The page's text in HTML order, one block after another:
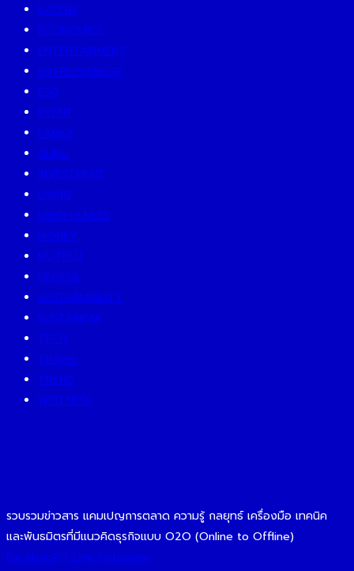
EATERY
ECONOMICS
ENTERTAINMENT
ENTREPRENEUR
ESG
EVENT
FAMILY
GURU
INVESTMENT
LIVING
MINDFULNESS
MONEY
MUTELU
PEOPLE
SUSTAINABILITY
SUSTAINISM
TECH
TRAVEL
TREND
WELLNESS
รวบรวมข่าวสาร แคมเปญการตลาด ความรู้ กลยุทธ์ เครื่องมือ เทคนิค
และพันธมิตรที่มีแนวคิดธุรกิจแบบ O2O (Online to Offline)
Facebook-f Line Instagram